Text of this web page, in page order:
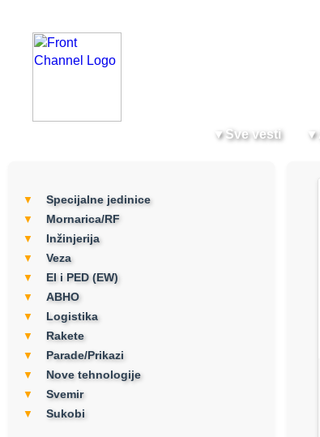
▼Sve vesti ▼
▼ Specijalne jedinice
▼ Mornarica/RF
▼ Inžinjerija
▼ Veza
▼ EI i PED (EW)
▼ ABHO
▼ Logistika
▼ Rakete
▼ Parade/Prikazi
▼ Nove tehnologije
▼ Svemir
▼ Sukobi